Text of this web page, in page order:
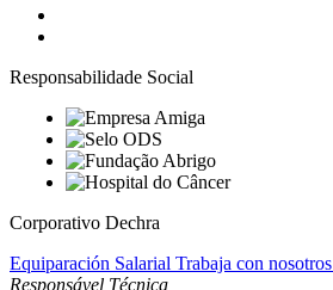
Responsabilidade Social
Corporativo Dechra
Equiparación Salarial Trabaja con nosotros
Responsável Técnica